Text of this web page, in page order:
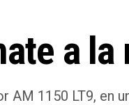
a
1150 LT9, en